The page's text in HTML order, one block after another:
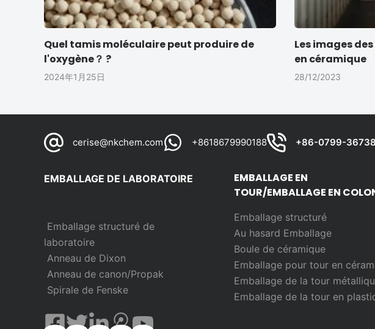
Quel tamis moléculaire peut produire de
l'oxygène？ ?
2024年1月25日
Les images
en céramique
28/12/2023
cerise@nkchem.com +8618679990188 +86-0799-
EMBALLAGE DE LABORATOIRE
Emballage structuré de
laboratoire
Anneau de Dixon
Anneau de canon/Propak
Spirale de Fenske
EMBALLAGE EN
TOUR/EMBALLAGE EN
Emballage structuré
Au hasard Emballage
Boule de céramique
Emballage pour tour en
Emballage de la tour
Emballage de la tour en